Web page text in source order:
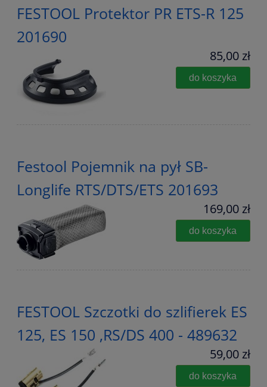
FESTOOL Protektor PR ETS-R 125
201690
85,00 zł
do koszyka
Festool Pojemnik na pył SB-
Longlife RTS/DTS/ETS 201693
169,00 zł
do koszyka
FESTOOL Szczotki do szlifierek ES
125, ES 150 ,RS/DS 400 - 489632
59,00 zł
do koszyka